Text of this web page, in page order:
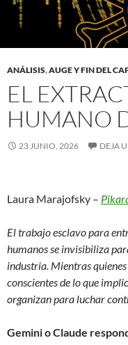
ANÁLISIS,AUGE Y FIN DEL
EL
HUMANO
23 JUNIO, 2026 DEJA
Laura Marajofsky –
El trabajo esclavo para
humanos se invisibiliza
industria. Mientras
conscientes de lo que
organizan para luchar
Gemini o Claude